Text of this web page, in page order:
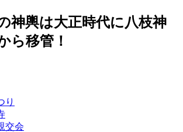
神輿は大正時代に八枝神
ら移管！
り
交会